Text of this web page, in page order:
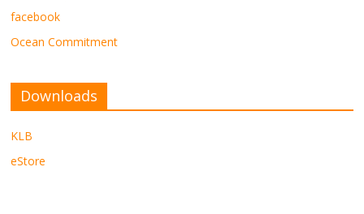
facebook
Ocean Commitment
Downloads
KLB
eStore